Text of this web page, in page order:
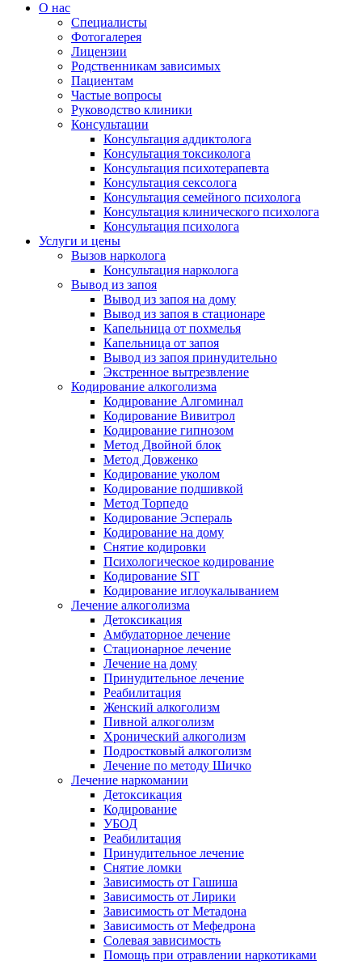
О нас
Специалисты
Фотогалерея
Лицензии
Родственникам зависимых
Пациентам
Частые вопросы
Руководство клиники
Консультации
Консультация аддиктолога
Консультация токсиколога
Консультация психотерапевта
Консультация сексолога
Консультация семейного психолога
Консультация клинического психолога
Консультация психолога
Услуги и цены
Вызов нарколога
Консультация нарколога
Вывод из запоя
Вывод из запоя на дому
Вывод из запоя в стационаре
Капельница от похмелья
Капельница от запоя
Вывод из запоя принудительно
Экстренное вытрезвление
Кодирование алкоголизма
Кодирование Алгоминал
Кодирование Вивитрол
Кодирование гипнозом
Метод Двойной блок
Метод Довженко
Кодирование уколом
Кодирование подшивкой
Метод Торпедо
Кодирование Эспераль
Кодирование на дому
Снятие кодировки
Психологическое кодирование
Кодирование SIT
Кодирование иглоукалыванием
Лечение алкоголизма
Детоксикация
Амбулаторное лечение
Стационарное лечение
Лечение на дому
Принудительное лечение
Реабилитация
Женский алкоголизм
Пивной алкоголизм
Хронический алкоголизм
Подростковый алкоголизм
Лечение по методу Шичко
Лечение наркомании
Детоксикация
Кодирование
УБОД
Реабилитация
Принудительное лечение
Снятие ломки
Зависимость от Гашиша
Зависимость от Лирики
Зависимость от Метадона
Зависимость от Мефедрона
Солевая зависимость
Помощь при отравлении наркотиками